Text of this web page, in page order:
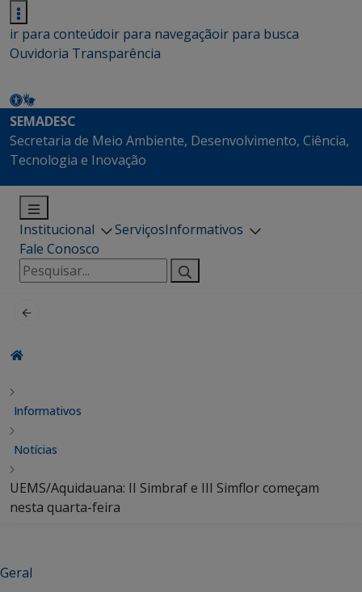
ir para conteúdoir para navegaçãoir para busca
Ouvidoria Transparência
SEMADESC
Secretaria de Meio Ambiente, Desenvolvimento, Ciência,
Tecnologia e Inovação
Institucional ServiçosInformativos
Fale Conosco
Pesquisar
por:
Informativos
Notícias
UEMS/Aquidauana: II Simbraf e III Simflor começam
nesta quarta-feira
Geral